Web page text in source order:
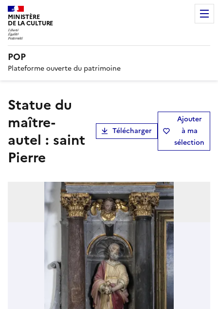
MINISTÈRE
DE LA CULTURE
POP
Plateforme ouverte du patrimoine
Statue du
maître-
autel : saint
Pierre
Télécharger
Ajouter
à ma
sélection